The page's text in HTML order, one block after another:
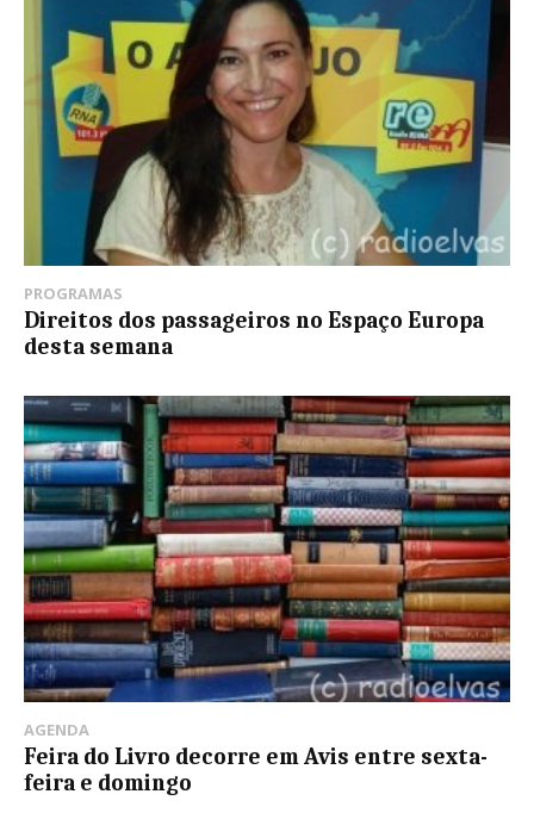
PROGRAMAS
Direitos dos passageiros no Espaço Europa
desta semana
AGENDA
Feira do Livro decorre em Avis entre sexta-
feira e domingo